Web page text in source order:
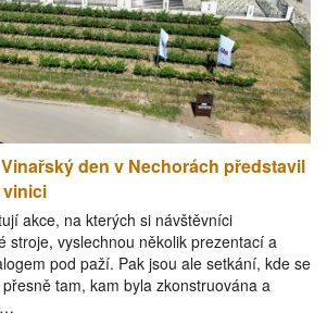
den v Nechorách představil
akce, na kterých si návštěvníci
stroje, vyslechnou několik prezentací a
pod paží. Pak jsou ale setkání, kde se
tam, kam byla zkonstruována a